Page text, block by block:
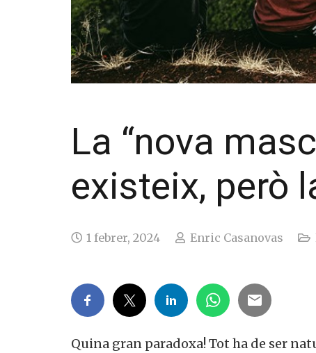
La “nova
existeix, però
1 febrer, 2024 Enric Casanovas
Quina gran paradoxa! Tot ha de ser